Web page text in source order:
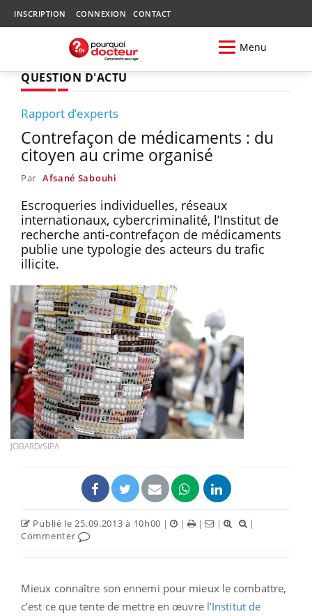
INSCRIPTION CONNEXION CONTACT
Menu
QUESTION D'ACTU
Rapport d’experts
Contrefaçon de médicaments : du
citoyen au crime organisé
Par Afsané Sabouhi
Escroqueries individuelles, réseaux
internationaux, cybercriminalité, l’Institut de
recherche anti-contrefaçon de médicaments
publie une typologie des acteurs du trafic
illicite.
JOBARD/SIPA
Publié le 25.09.2013 à 10h00 | | | |
|
Commenter
Mieux connaître son ennemi pour mieux le combattre,
c’est ce que tente de mettre en œuvre l’Institut de